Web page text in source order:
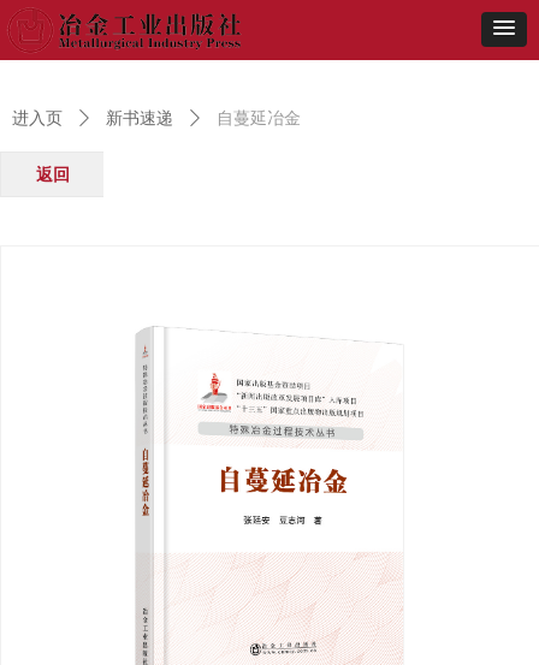
进入页 ꄲ 新书速递 ꄲ 自蔓延冶金
返回